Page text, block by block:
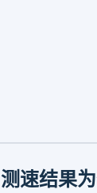
测速结果